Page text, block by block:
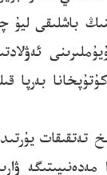
نەشر بۇيۇملىرى
بەرپا
تەتقىقات